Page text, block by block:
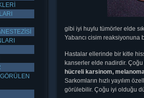
gibi iyi huylu tümörler elde
Yabancı cisim reaksiyonuna
Hastalar ellerinde bir kitle
kanserler elde nadirdir.
hücreli karsinom,
Sarkomların hızlı yayılım
görülebilir. Çoğu iyi olduğu